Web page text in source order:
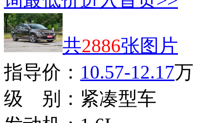
共2886张图片
指导价： 10.57-12.17万
级 别： 紧凑型车